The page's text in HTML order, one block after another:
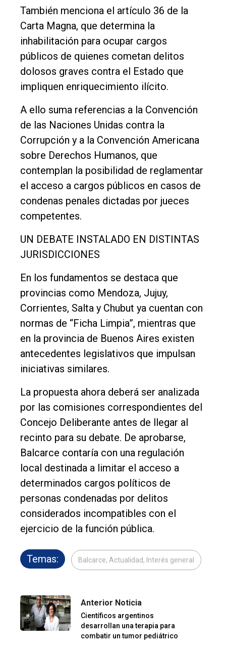
También menciona el artículo 36 de la
Carta Magna, que determina la
inhabilitación para ocupar cargos
públicos de quienes cometan delitos
dolosos graves contra el Estado que
impliquen enriquecimiento ilícito.
A ello suma referencias a la Convención
de las Naciones Unidas contra la
Corrupción y a la Convención Americana
sobre Derechos Humanos, que
contemplan la posibilidad de reglamentar
el acceso a cargos públicos en casos de
condenas penales dictadas por jueces
competentes.
UN DEBATE INSTALADO EN DISTINTAS
JURISDICCIONES
En los fundamentos se destaca que
provincias como Mendoza, Jujuy,
Corrientes, Salta y Chubut ya cuentan con
normas de “Ficha Limpia”, mientras que
en la provincia de Buenos Aires existen
antecedentes legislativos que impulsan
iniciativas similares.
La propuesta ahora deberá ser analizada
por las comisiones correspondientes del
Concejo Deliberante antes de llegar al
recinto para su debate. De aprobarse,
Balcarce contaría con una regulación
local destinada a limitar el acceso a
determinados cargos políticos de
personas condenadas por delitos
considerados incompatibles con el
ejercicio de la función pública.
Temas: Balcarce, Actualidad, Interés general
Anterior Noticia
Científicos argentinos
desarrollan una terapia para
combatir un tumor pediátrico